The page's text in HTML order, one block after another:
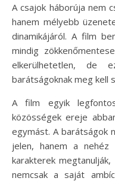
A csajok háborúja nem
hanem mélyebb
dinamikájáról. A film
mindig
elkerülhetetlen,
barátságoknak meg kell
A film egyik
közösségek ereje
egymást. A barátságok
jelen, hanem a
karakterek
nemcsak a saját